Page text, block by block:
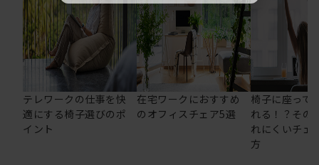
テレワークの仕事を快
適にする椅子選びのポ
イント
在宅ワークにおすすめ
のオフィスチェア5選
椅子に座って
れる！？その
れにくいチェ
方